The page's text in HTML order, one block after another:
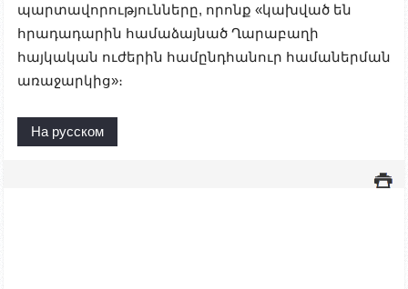
պարտավորությունները, որոնք «կախված են
հրադադարին համաձայնած Ղարաբաղի
հայկական ուժերին համընդհանուր համաներման
առաջարկից»։
На русском